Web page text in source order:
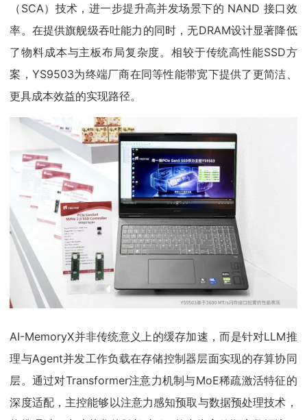
（SCA）技术，进一步提升高并发场景下的 NAND 接口效
率。在提供旗舰级吞吐能力的同时，无DRAM设计显著降低
了物料成本与主板布局复杂度。相较于传统高性能SSD方
案，YS9503为终端厂商在同等性能带宽下提供了更简洁、
更具成本效益的实现路径。
AI-MemoryX并非传统意义上的缓存加速，而是针对LLM推
理与Agent并发工作负载在存储控制器层面实现的存算协同
层。通过对Transformer注意力机制与MoE稀疏激活特征的
深度适配，主控能够以注意力感知预取与数据预处理技术，